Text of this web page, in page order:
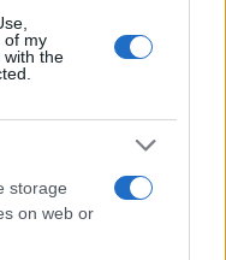
of my
with the
storage
on web or
και αύξηση κερδών
alcohol